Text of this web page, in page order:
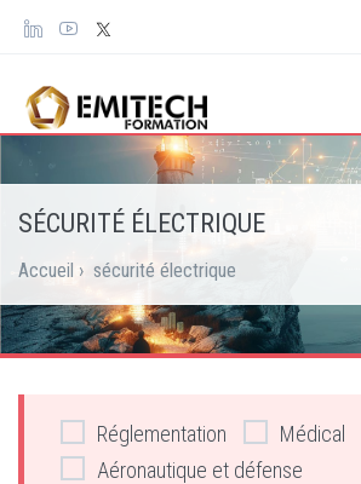
Panneau de gestion des cookies
SÉCURITÉ ÉLECTRIQUE
Accueil › sécurité électrique
Réglementation
Médical
Aéronautique et défense